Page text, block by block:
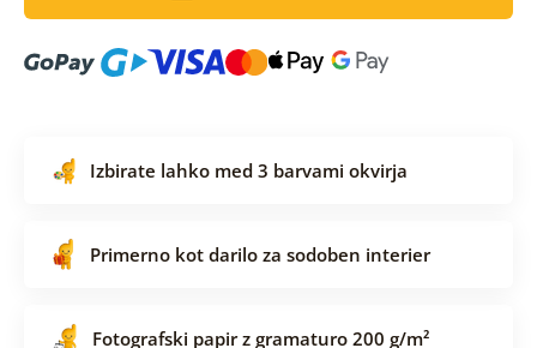
Izbirate lahko med 3 barvami okvirja
Primerno kot darilo za sodoben interier
Fotografski papir z gramaturo 200 g/m²